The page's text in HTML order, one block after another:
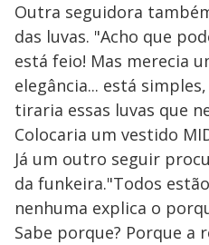
Outra seguidora
das luvas. "Acho que
está feio! Mas merecia
elegância... está
tiraria essas luvas que
Colocaria um vestido
Já um outro seguir
da funkeira."Todos
nenhuma explica o
Sabe porque? Porque